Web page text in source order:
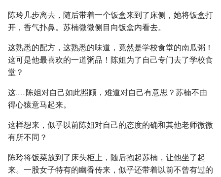
陈玲几步离去，随后带着一个饭盒来到了床侧，她将饭盒打
开，香气扑鼻。苏楠微微侧目向饭盒内看去。
这熟悉的配方，这熟悉的味道，竟然是学校食堂的南瓜粥！
这可是他最喜欢的一道粥品！陈姐为了自己专门去了学校食
堂？
这……陈姐对自己如此照顾，难道对自己有意思？苏楠不由
得心猿意马起来。
这样想来，似乎以前陈姐对自己的态度的确和其他老师微微
有所不同？
陈玲将饭菜放到了床头柜上，随后抱起苏楠，让他坐了起
来。一股女子特有的幽香传来，似乎还带着以前不曾有过的